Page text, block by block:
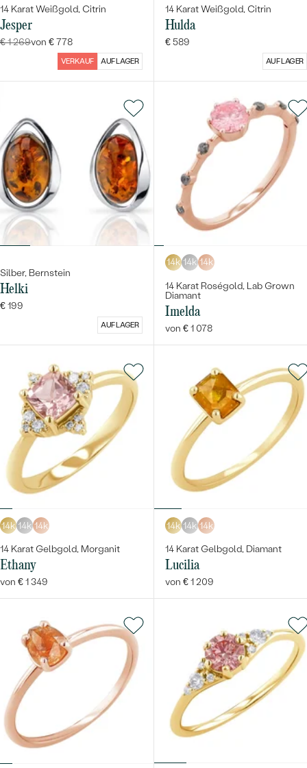
14 Karat Weißgold, Citrin
Jesper
€ 1 269von € 778
VERKAUF AUF LAGER
14 Karat Weißgold, Citrin
Hulda
€ 589
AUF LAGER
Silber, Bernstein
Helki
€ 199
AUF LAGER
14k 14k 14k
14 Karat Roségold, Lab Grown
Diamant
Imelda
von € 1 078
14k 14k 14k
14 Karat Gelbgold, Morganit
Ethany
von € 1 349
14k 14k 14k
14 Karat Gelbgold, Diamant
Lucilia
von € 1 209